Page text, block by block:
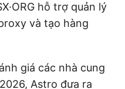
hỗ trợ quản lý
và tạo hàng
giá các nhà cung
Astro đưa ra